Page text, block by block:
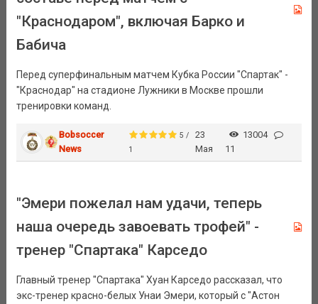
"Краснодаром", включая Барко и
Бабича
Перед суперфинальным матчем Кубка России "Спартак" -
"Краснодар" на стадионе Лужники в Москве прошли
тренировки команд.
Bobsoccer
News
5 /
1
23
Мая
13004
11
"Эмери пожелал нам удачи, теперь
наша очередь завоевать трофей" -
тренер "Спартака" Карседо
Главный тренер "Спартака" Хуан Карседо рассказал, что
экс-тренер красно-белых Унаи Эмери, который с "Астон